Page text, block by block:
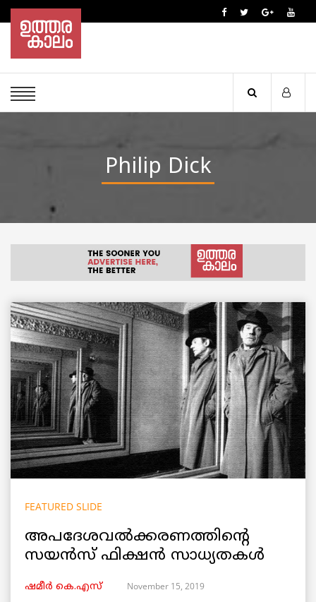
Philip Dick
FEATURED SLIDE
അപദേശവൽക്കരണത്തിന്റെ
സയന്‍സ്‌ ഫിക്ഷൻ സാധ്യതകൾ
ഷമീര്‍ കെ.എസ് November 15, 2019